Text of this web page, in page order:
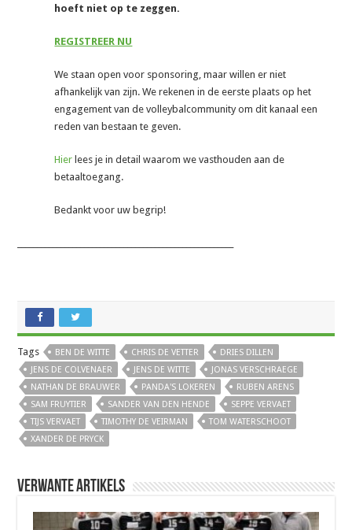
hoeft niet op te zeggen.
REGISTREER NU
We staan open voor sponsoring, maar willen er niet
afhankelijk van zijn. We rekenen in de eerste plaats op het
engagement van de volleybalcommunity om dit kanaal een
reden van bestaan te geven.
Hier lees je in detail waarom we vasthouden aan de
betaaltoegang.
Bedankt voor uw begrip!
Tags BEN DE WITTE CHRIS DE VETTER
DRIES DILLEN
JENS DE COLVENAER
JENS DE WITTE
JONAS VERSCHRAEGE
NATHAN DE BRAUWER
PANDA'S LOKEREN
RUBEN ARENS
SAM FRUYTIER
SANDER VAN DEN HENDE
SEPPE VERVAET
TIJS VERVAET
TIMOTHY DE VEIRMAN
TOM WATERSCHOOT
XANDER DE PRYCK
Verwante artikels